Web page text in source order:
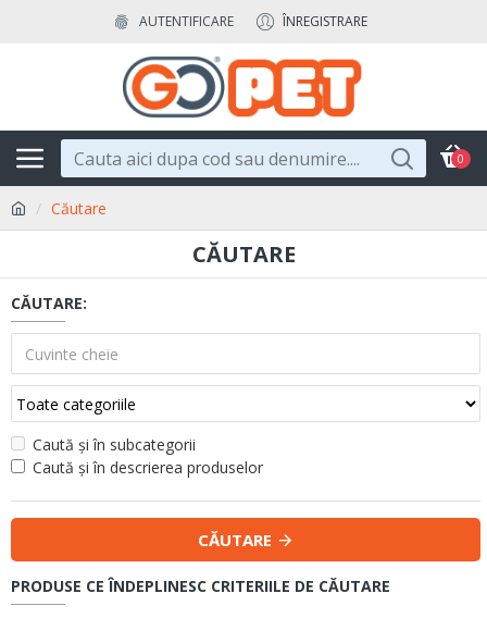
AUTENTIFICARE ÎNREGISTRARE
0
Căutare
CĂUTARE
CĂUTARE:
Caută și în subcategorii
Caută și în descrierea produselor
CĂUTARE
PRODUSE CE ÎNDEPLINESC CRITERIILE DE CĂUTARE